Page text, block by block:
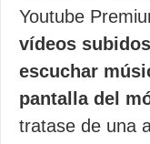
Youtube
vídeos
escuchar
pantalla del
tratase de una